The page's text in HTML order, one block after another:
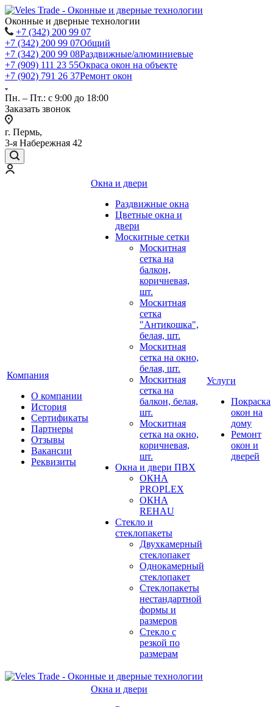
Оконные и дверные технологии
+7 (342) 200 99 07
+7 (342) 200 99 07Общий
+7 (342) 200 99 08Раздвижные/алюминиевые
+7 (909) 111 23 55Окраса окон на объекте
+7 (902) 791 26 37Ремонт окон
Пн. – Пт.: с 9:00 до 18:00
Заказать звонок
г. Пермь,
3-я Набережная 42
Компания
О компании
История
Сертификаты
Партнеры
Отзывы
Вакансии
Реквизиты
Окна и двери
Раздвижные окна
Цветные окна и
двери
Москитные сетки
Москитная
сетка на
балкон,
коричневая,
шт.
Москитная
сетка
"Антикошка",
белая, шт.
Москитная
сетка на окно,
белая, шт.
Москитная
сетка на
балкон, белая,
шт.
Москитная
сетка на окно,
коричневая,
шт.
Окна и двери ПВХ
ОКНА
PROPLEX
ОКНА
REHAU
Стекло и
стеклопакеты
Двухкамерный
стеклопакет
Однокамерный
стеклопакет
Стеклопакеты
нестандартной
формы и
размеров
Стекло с
резкой по
размерам
Услуги
Покраска
окон на
дому
Ремонт
окон и
дверей
Окна и двери